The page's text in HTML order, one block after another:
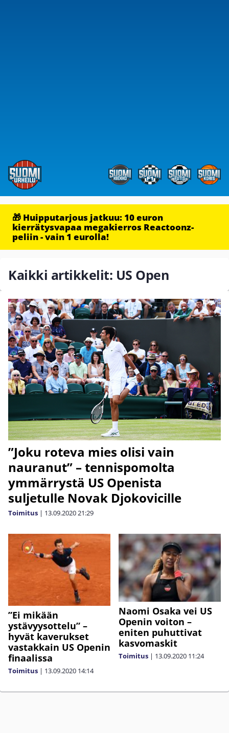
🎁 Huipputarjous jatkuu: 10 euron
kierrätysvapaa megakierros Reactoonz-
peliin - vain 1 eurolla!
Kaikki artikkelit: US Open
”Joku roteva mies olisi vain
nauranut” – tennispomolta
ymmärrystä US Openista
suljetulle Novak Djokovicille
Toimitus | 13.09.202021:29
”Ei mikään
ystävyysottelu” –
hyvät kaverukset
vastakkain US Openin
finaalissa
Toimitus | 13.09.2020 14:14
Naomi Osaka vei US
Openin voiton –
eniten puhuttivat
kasvomaskit
Toimitus | 13.09.2020 11:24